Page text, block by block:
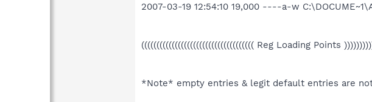
2007-03-19 12:54:10 19,000 ----a-w
((((((((((((((((((((((((((((((((((((( Reg Loading Points
*Note* empty entries & legit default entries are